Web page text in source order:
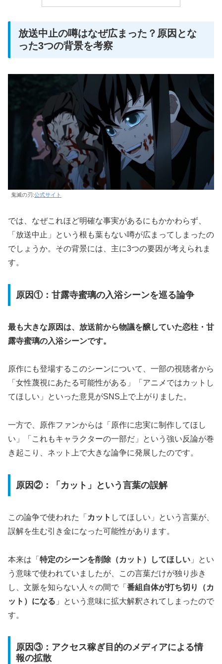
放送中止の噂はなぜ広まった？原因とな
った3つの背景を考察
鬼滅の刃:公式サイト
では、なぜこれほど明確な事実があるにもかかわらず、
「放送中止」という根も葉もない噂が広まってしまったの
でしょうか。その背景には、主に3つの要因が考えられま
す。
原因①：甘露寺蜜璃の入浴シーンを巡る論争
最も大きな原因は、放送前から物議を醸していた恋柱・甘
露寺蜜璃の入浴シーンです。
原作にも登場するこのシーンについて、一部の視聴者から
「女性蔑視にあたる可能性がある」「アニメではカットし
てほしい」といった意見がSNS上で上がりました。
一方で、原作ファンからは「原作に忠実に制作してほし
い」「これもキャラクターの一部だ」という強い反論が巻
き起こり、ネット上で大きな論争に発展したのです。
原因②：「カット」という言葉の誤解
この論争で使われた「 カット してほしい」という言葉が、
誤解を生む引き金になった可能性があります。
本来は「 特定のシーンを削除（カット）してほしい 」とい
う意味で使われていましたが、この言葉だけが独り歩き
し、文脈を知らない人々の間で「 番組自体が打ち切り（カ
ット）になる 」という意味に拡大解釈されてしまったので
す。
原因③：アクセス稼ぎ目的のメディアによる情
報の拡散